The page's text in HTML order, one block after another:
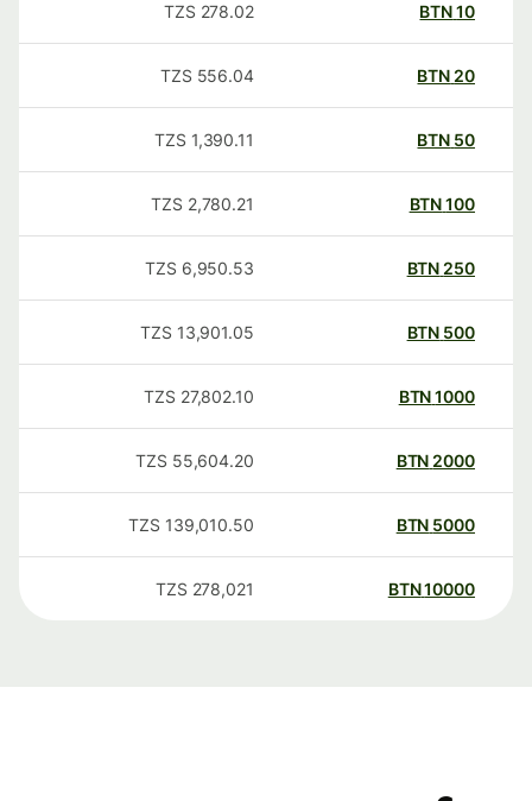
BTN
278.02
TZS
20
BTN
556.04
TZS
50
BTN
1,390.11
TZS
100
BTN
2,780.21
TZS
250
BTN
6,950.53
TZS
500
BTN
13,901.05
TZS
1000
BTN
27,802.10
TZS
2000
BTN
55,604.20
TZS
5000
BTN
139,010.50
TZS
10000
BTN
278,021
TZS